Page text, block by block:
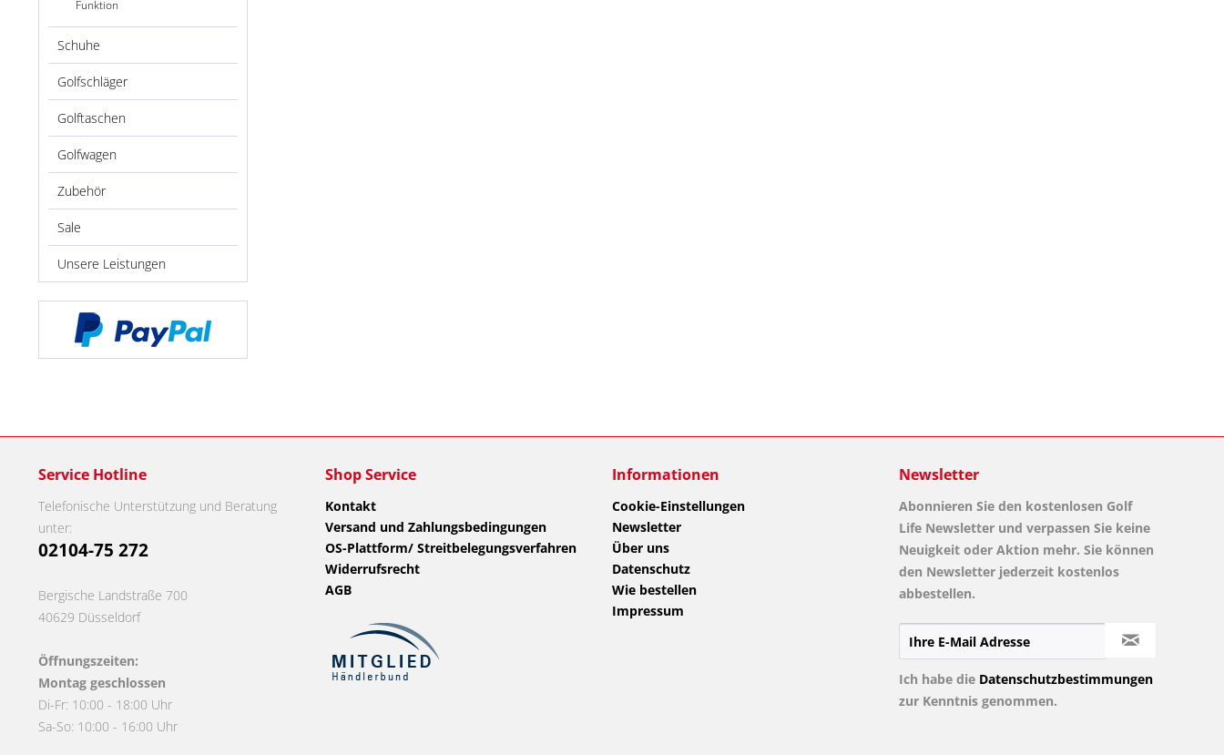
Funktion
Schuhe
Golfschläger
Golftaschen
Golfwagen
Zubehör
Sale
Unsere Leistungen
Service Hotline
Telefonische Unterstützung und Beratung
unter:
02104-75 272
Bergische Landstraße 700
40629 Düsseldorf
Öffnungszeiten:
Montag geschlossen
Di-Fr: 10:00 - 18:00 Uhr
Sa-So: 10:00 - 16:00 Uhr
Shop Service
Kontakt
Versand und Zahlungsbedingungen
OS-Plattform/ Streitbelegungsverfahren
Widerrufsrecht
AGB
Informationen
Cookie-Einstellungen
Newsletter
Über uns
Datenschutz
Wie bestellen
Impressum
Newsletter
Abonnieren Sie den kostenlosen Golf
Life Newsletter und verpassen Sie keine
Neuigkeit oder Aktion mehr. Sie können
den Newsletter jederzeit kostenlos
abbestellen.
Ich habe die Datenschutzbestimmungen
zur Kenntnis genommen.